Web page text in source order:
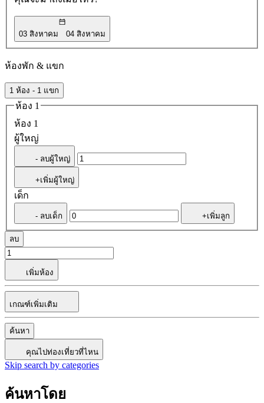
03 สิงหาคม 04 สิงหาคม
ห้องพัก & แขก
1 ห้อง - 1 แขก
ห้อง 1
ห้อง 1
ผู้ใหญ่
- ลบผู้ใหญ่
+เพิ่มผู้ใหญ่
เด็ก
- ลบเด็ก +เพิ่มลูก
ลบ
เพิ่มห้อง
เกณฑ์เพิ่มเติม
ค้นหา
คุณไปท่องเที่ยวที่ไหน
Skip search by categories
ค้นหาโดย